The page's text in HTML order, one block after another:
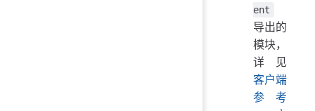
ent
导出的
模块，
详见
客户端
参考